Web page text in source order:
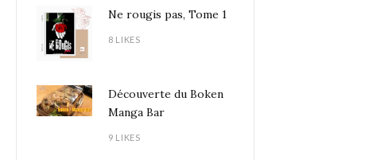
Ne rougis pas, Tome 1
8 LIKES
Découverte du Boken
Manga Bar
9 LIKES